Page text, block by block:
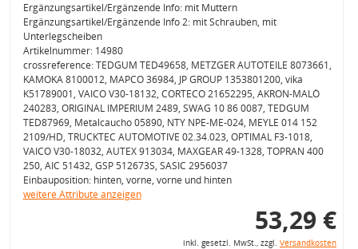
Ergänzungsartikel/Ergänzende Info: mit Muttern
Ergänzungsartikel/Ergänzende Info 2: mit Schrauben, mit
Unterlegscheiben
Artikelnummer: 14980
crossreference: TEDGUM TED49658, METZGER AUTOTEILE 8073661,
KAMOKA 8100012, MAPCO 36984, JP GROUP 1353801200, vika
K51789001, VAICO V30-18132, CORTECO 21652295, AKRON-MALÒ
240283, ORIGINAL IMPERIUM 2489, SWAG 10 86 0087, TEDGUM
TED87969, Metalcaucho 05890, NTY NPE-ME-024, MEYLE 014 152
2109/HD, TRUCKTEC AUTOMOTIVE 02.34.023, OPTIMAL F3-1018,
VAICO V30-18032, AUTEX 913034, MAXGEAR 49-1328, TOPRAN 400
250, AIC 51432, GSP 512673S, SASIC 2956037
Einbauposition: hinten, vorne, vorne und hinten
weitere Attribute anzeigen
53,29 €
inkl. gesetzl. MwSt., zzgl. Versandkosten